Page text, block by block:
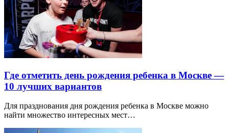
Где отметить день рождения ребенка в Москве —
10 лучших вариантов
Для празднования дня рождения ребенка в Москве можно
найти множество интересных мест…